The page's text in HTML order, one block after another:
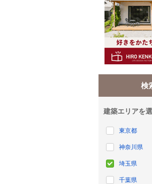
検
建築エリアを
東京都
神奈川県
埼玉県
千葉県